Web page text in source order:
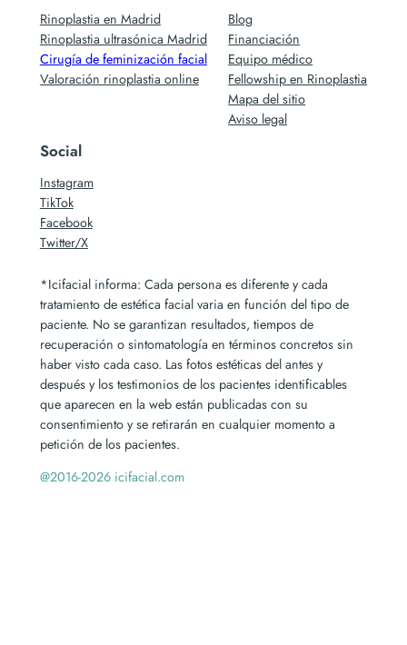
Rinoplastia en Madrid
Rinoplastia ultrasónica Madrid
Cirugía de feminización facial
Valoración rinoplastia online
Blog
Financiación
Equipo médico
Fellowship en Rinoplastia
Mapa del sitio
Aviso legal
Social
Instagram
TikTok
Facebook
Twitter/X
*Icifacial informa: Cada persona es diferente y cada
tratamiento de estética facial varia en función del tipo de
paciente. No se garantizan resultados, tiempos de
recuperación o sintomatología en términos concretos sin
haber visto cada caso. Las fotos estéticas del antes y
después y los testimonios de los pacientes identificables
que aparecen en la web están publicadas con su
consentimiento y se retirarán en cualquier momento a
petición de los pacientes.
@2016-2026 icifacial.com